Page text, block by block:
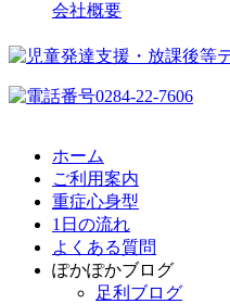
会社概要
ホーム
ご利用案内
重症心身型
1日の流れ
よくある質問
ぽかぽかブログ
足利ブログ